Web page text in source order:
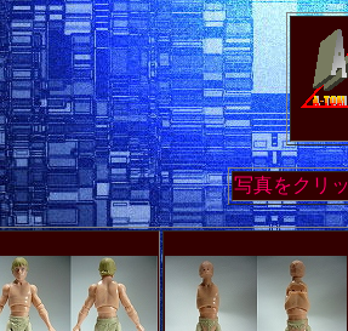
写真をクリ